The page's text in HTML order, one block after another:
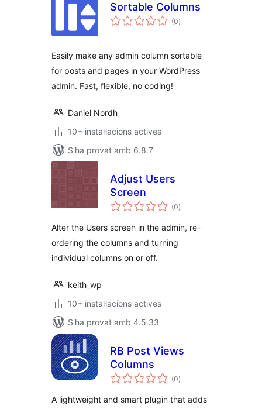
Sortable Columns
(0puntuacions
totals
)
Easily make any admin column sortable
for posts and pages in your WordPress
admin. Fast, flexible, no coding!
Daniel Nordh
10+ instal·lacions actives
S'ha provat amb 6.8.7
Adjust Users
Screen
(0puntuacions
totals
)
Alter the Users screen in the admin, re-
ordering the columns and turning
individual columns on or off.
keith_wp
10+ instal·lacions actives
S'ha provat amb 4.5.33
RB Post Views
Columns
(0puntuacions
totals
)
A lightweight and smart plugin that adds